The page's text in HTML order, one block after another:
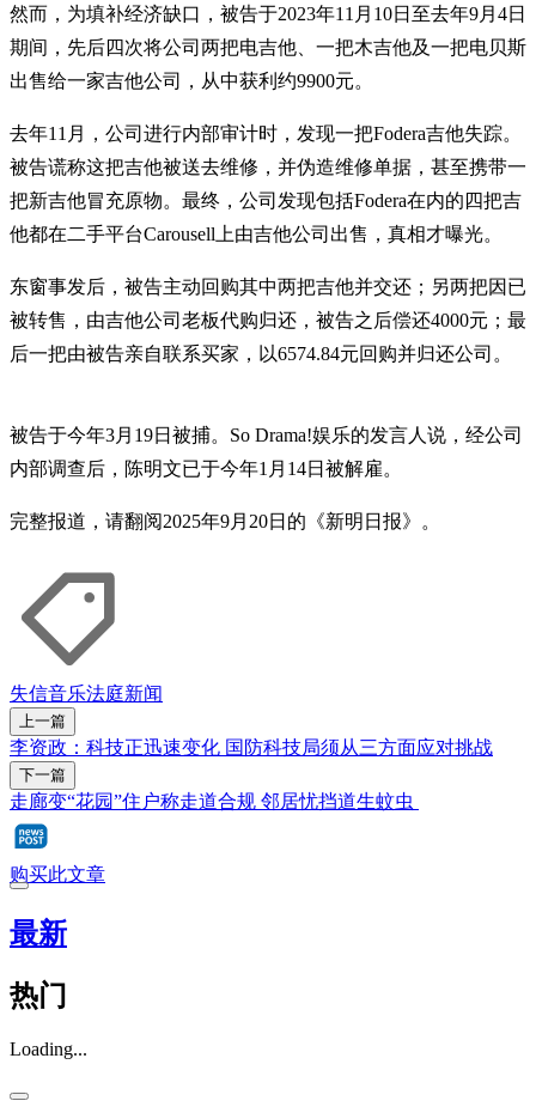
然而，为填补经济缺口，被告于2023年11月10日至去年9月4日
期间，先后四次将公司两把电吉他、一把木吉他及一把电贝斯
出售给一家吉他公司，从中获利约9900元。
去年11月，公司进行内部审计时，发现一把Fodera吉他失踪。
被告谎称这把吉他被送去维修，并伪造维修单据，甚至携带一
把新吉他冒充原物。最终，公司发现包括Fodera在内的四把吉
他都在二手平台Carousell上由吉他公司出售，真相才曝光。
东窗事发后，被告主动回购其中两把吉他并交还；另两把因已
被转售，由吉他公司老板代购归还，被告之后偿还4000元；最
后一把由被告亲自联系买家，以6574.84元回购并归还公司。
被告于今年3月19日被捕。So Drama!娱乐的发言人说，经公司
内部调查后，陈明文已于今年1月14日被解雇。
完整报道，请翻阅2025年9月20日的《新明日报》。
失信音乐法庭新闻
上一篇
李资政：科技正迅速变化 国防科技局须从三方面应对挑战
下一篇
走廊变“花园”住户称走道合规 邻居忧挡道生蚊虫
购买此文章
最新
热门
Loading...